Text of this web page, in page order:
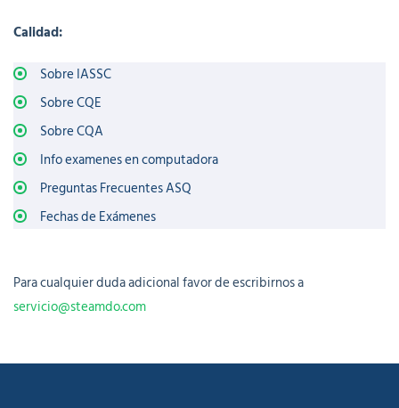
Calidad:
Sobre IASSC
Sobre CQE
Sobre CQA
Info examenes en computadora
Preguntas Frecuentes ASQ
Fechas de Exámenes
Para cualquier duda adicional favor de escribirnos a
servicio@steamdo.com